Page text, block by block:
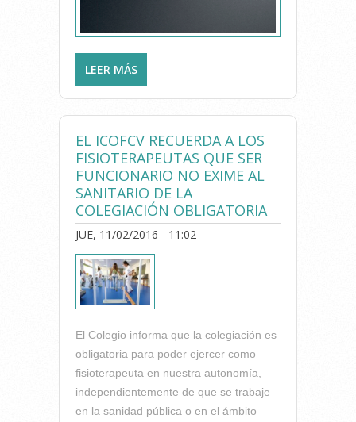
LEER MÁS
EVENTO DE FISIOTERAPIA EN
EL ICOFCV RECUERDA A LOS
FISIOTERAPEUTAS QUE SER
FUNCIONARIO NO EXIME AL
SANITARIO DE LA
COLEGIACIÓN OBLIGATORIA
JUE, 11/02/2016 - 11:02
El Colegio informa que la colegiación es
obligatoria para poder ejercer como
fisioterapeuta en nuestra autonomía,
independientemente de que se trabaje
en la sanidad pública o en el ámbito